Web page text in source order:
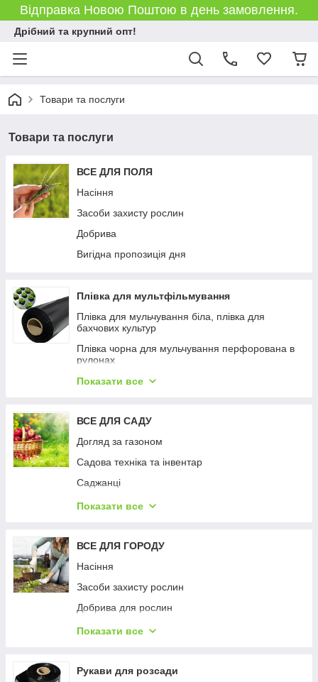
Відправка Новою Поштою в день замовлення.
Дрібний та крупний опт!
Товари та послуги
Товари та послуги
ВСЕ ДЛЯ ПОЛЯ
Насіння
Засоби захисту рослин
Добрива
Вигідна пропозиція дня
Плівка для мультфільмування
Плівка для мульчування біла, плівка для
бахчових культур
Плівка чорна для мульчування перфорована в
рулонах
Плівка Shadow чорна для мульчування ґрунту
Плівка чорна для мульчування перфорована
Показати все
ВСЕ ДЛЯ САДУ
Догляд за газоном
Садова техніка та інвентар
Саджанці
Сітки садові
Показати все
ВСЕ ДЛЯ ГОРОДУ
Насіння
Засоби захисту рослин
Добрива для рослин
Крапельне зрошення (шланги, стрічка,
Показати все
Рукави для розсади